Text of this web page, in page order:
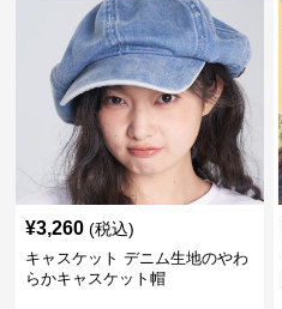
¥3,260 (税込)
キャスケット デニム生地のやわ
らかキャスケット帽